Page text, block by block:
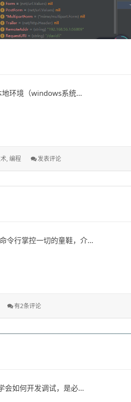
地环境（windows系统…
,编程 发表评论: Go
开
令行掌控一切的童鞋，介…
Go
开
有2条评论